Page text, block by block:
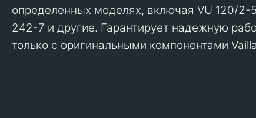
определенных моделях, включая VU 120/2-
242-7 и другие. Гарантирует надежную
только с оригинальными компонентами